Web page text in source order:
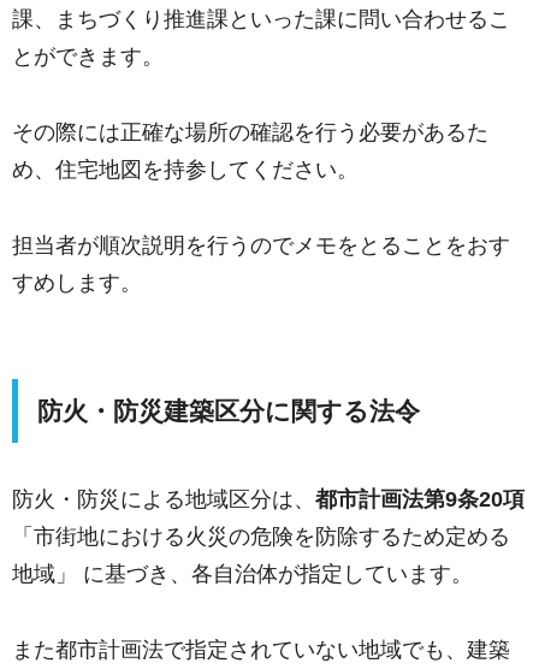
課、まちづくり推進課といった課に問い合わせるこ
とができます。
その際には正確な場所の確認を行う必要があるた
め、住宅地図を持参してください。
担当者が順次説明を行うのでメモをとることをおす
すめします。
防火・防災建築区分に関する法令
防火・防災による地域区分は、 都市計画法第9条20項
「市街地における火災の危険を防除するため定める
地域」 に基づき、各自治体が指定しています。
また都市計画法で指定されていない地域でも、建築